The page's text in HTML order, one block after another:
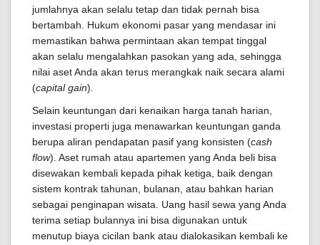
jumlahnya akan selalu tetap dan tidak pernah bisa
bertambah. Hukum ekonomi pasar yang mendasar ini
memastikan bahwa permintaan akan tempat tinggal
akan selalu mengalahkan pasokan yang ada, sehingga
nilai aset Anda akan terus merangkak naik secara alami
(capital gain).
Selain keuntungan dari kenaikan harga tanah harian,
investasi properti juga menawarkan keuntungan ganda
berupa aliran pendapatan pasif yang konsisten (cash
flow). Aset rumah atau apartemen yang Anda beli bisa
disewakan kembali kepada pihak ketiga, baik dengan
sistem kontrak tahunan, bulanan, atau bahkan harian
sebagai penginapan wisata. Uang hasil sewa yang Anda
terima setiap bulannya ini bisa digunakan untuk
menutup biaya cicilan bank atau dialokasikan kembali ke